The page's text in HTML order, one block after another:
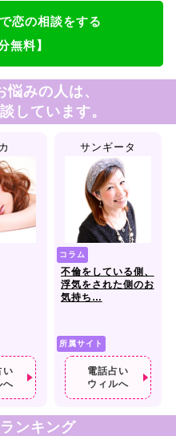
恋の相談をする
無料】
みの人は、
しています。
い
へ
サンギータ
コラム
不倫をしている側、
浮気をされた側のお
気持ち…
所属サイト
電話占い
ウィルへ
ンキング